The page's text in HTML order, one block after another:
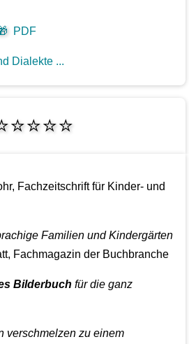
PDF
Dialekte ...
Fachzeitschrift für Kinder- und
Familien und Kindergärten
Fachmagazin der Buchbranche
Bilderbuch für die ganz
verschmelzen zu einem